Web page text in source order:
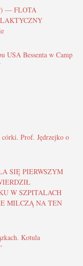
— FLOTA
USA Bessenta w Camp
córki. Prof. Jędrzejko o
SIĘ PIERWSZYM
W SZPITALACH
MILCZĄ NA TEN
Kotula